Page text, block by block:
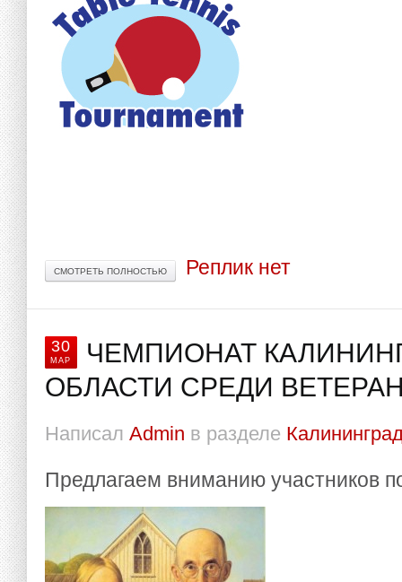
СМОТРЕТЬ ПОЛНОСТЬЮ Реплик нет
30
МАР
ЧЕМПИОНАТ
ОБЛАСТИ СРЕДИ
Написал Admin в разделе
Предлагаем вниманию участников